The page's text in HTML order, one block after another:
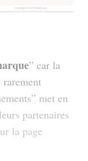
” car la
rarement
met en
partenaires
la page